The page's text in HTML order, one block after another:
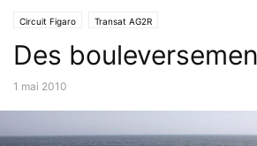
Circuit Figaro Transat AG2R
Des
1 mai 2010